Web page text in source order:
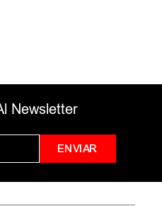
Newsletter
ENVIAR